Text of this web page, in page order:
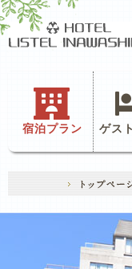
宿泊プラン ゲス